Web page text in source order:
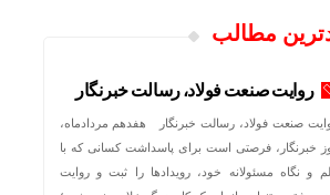
مطالب
روایت صنعت فولاد،‌ رسالت خبرنگار
صنعت فولاد،‌ رسالت خبرنگار هفدهم مردادماه،
خبرنگار، فرصتی است برای پاسداشت کسانی که با
و نگاه مسئولانه خود، رویدادها را ثبت و روایت